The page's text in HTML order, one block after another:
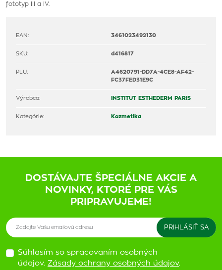
fototyp III a IV.
EAN: 3461023492130
SKU: d416817
PLU:
A4620791-DD7A-4CE8-AF42-
FC37FED31E9C
Výrobca: INSTITUT ESTHEDERM PARIS
Kategórie: Kozmetika
DOSTÁVAJTE ŠPECIÁLNE AKCIE A
NOVINKY, KTORÉ PRE VÁS
PRIPRAVUJEME!
Súhlasím so spracovaním osobných
údajov. Zásady ochrany osobných údajov.